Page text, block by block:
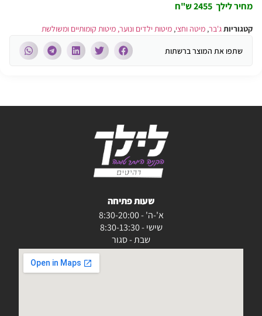
מחיר לילך 2455 ש"ח
קטגוריותג'בר, מיטה וחצי, מיטות ילדים ונוער, מיטות קומותיים ומשולשת
שתפו את המוצר ברשתות
שעות פתיחה
א'-ה' - 8:30-20:00
שישי - 8:30-13:30
שבת - סגור